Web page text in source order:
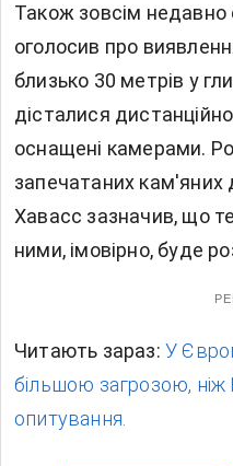
Також зовсім недавно
оголосив про
близько 30 метрів у
дісталися
оснащені камерами.
запечатаних кам'яних
Хавасс зазначив, що
ними, імовірно, буде
Читають зараз: У
більшою загрозою,
опитування.